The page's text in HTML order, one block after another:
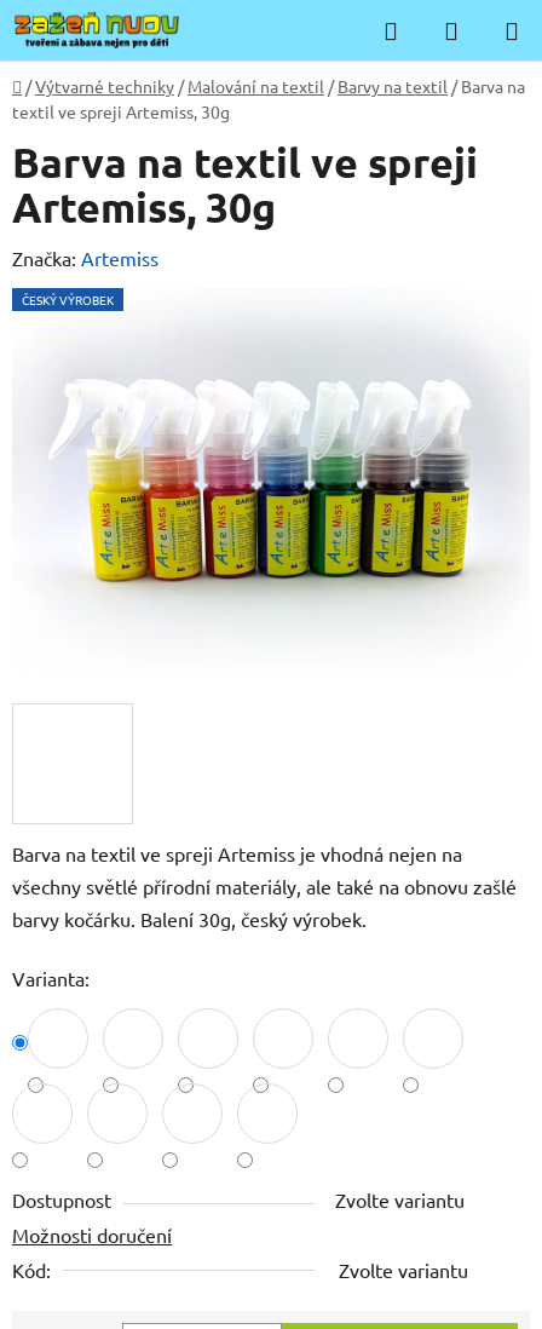
Přejít
na
obsah
Hledat
KOŠÍK
Domů
/Výtvarné techniky / Malování na textil / Barvy na textil / Barva na
textil ve spreji Artemiss, 30g
Barva na textil ve spreji Artemiss je vhodná nejen na
všechny světlé přírodní materiály, ale také na obnovu zašlé
barvy kočárku. Balení 30g, český výrobek.
Varianta:
Dostupnost
Zvolte variantu
Možnosti doručení
Kód:
Zvolte variantu
Barva na textil ve spreji
Artemiss, 30g
Značka: Artemiss
ČESKÝ VÝROBEK